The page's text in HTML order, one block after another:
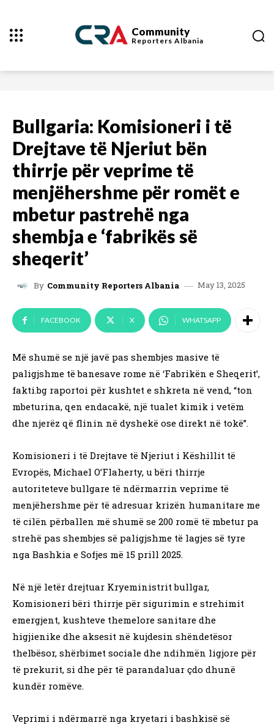
Community
Reporters Albania
Bullgaria: Komisioneri i të
Drejtave të Njeriut bën
thirrje për veprime të
menjëhershme për romët e
mbetur pastrehë nga
shembja e ‘fabrikës së
sheqerit’
By Community Reporters Albania May 13, 2025
FACEBOOK X WHATSAPP
Më shumë se një javë pas shembjes masive të
paligjshme të banesave rome në ‘Fabrikën e Sheqerit’,
fakti.bg raportoi për kushtet e shkreta në vend, “ton
mbeturina, qen endacakë, një tualet kimik i vetëm
dhe njerëz që flinin në dyshekë ose direkt në tokë”.
Komisioneri i të Drejtave të Njeriut i Këshillit të
Evropës, Michael O’Flaherty, u bëri thirrje
autoriteteve bullgare të ndërmarrin veprime të
menjëhershme për të adresuar krizën humanitare me
të cilën përballen më shumë se 200 romë të mbetur pa
strehë pas shembjes së paligjshme të lagjes së tyre
nga Bashkia e Sofjes më 15 prill 2025.
Në një letër drejtuar Kryeministrit bullgar,
Komisioneri bëri thirrje për sigurimin e strehimit
emergjent, kushteve themelore sanitare dhe
higjienike dhe aksesit në kujdesin shëndetësor
thelbësor, shërbimet sociale dhe ndihmën ligjore për
të prekurit, si dhe për të parandaluar çdo dhunë
kundër romëve.
Veprimi i ndërmarrë nga kryetari i bashkisë së